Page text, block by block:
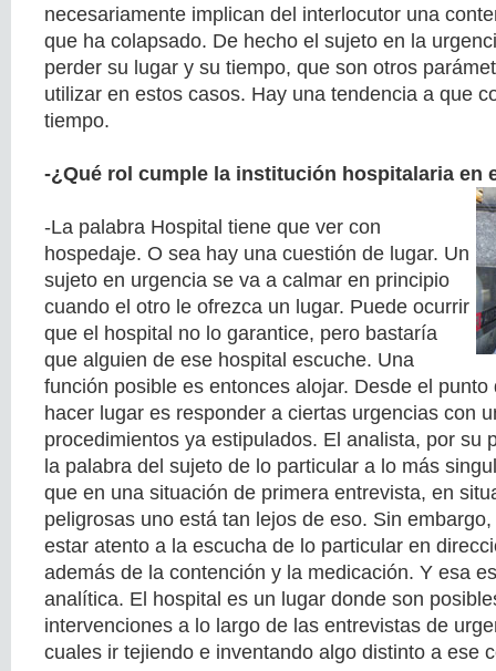
necesariamente implican del interlocutor una
que ha colapsado. De hecho el sujeto en la
perder su lugar y su tiempo, que son otros
utilizar en estos casos. Hay una tendencia a que
tiempo.
-¿Qué rol cumple la institución hospitalaria en
-La palabra Hospital tiene que ver con
hospedaje. O sea hay una cuestión de lugar. Un
sujeto en urgencia se va a calmar en principio
cuando el otro le ofrezca un lugar. Puede ocurrir
que el hospital no lo garantice, pero bastaría
que alguien de ese hospital escuche. Una
función posible es entonces alojar. Desde el
hacer lugar es responder a ciertas urgencias con
procedimientos ya estipulados. El analista, por su
la palabra del sujeto de lo particular a lo más
que en una situación de primera entrevista, en
peligrosas uno está tan lejos de eso. Sin
estar atento a la escucha de lo particular en
además de la contención y la medicación. Y esa
analítica. El hospital es un lugar donde son
intervenciones a lo largo de las entrevistas de
cuales ir tejiendo e inventando algo distinto a ese